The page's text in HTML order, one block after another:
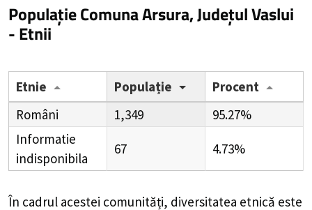
Populație Comuna Arsura, Județul Vaslui
- Etnii
Etnie Populație
Procent
Români
1,349
95.27%
Informatie
indisponibila
67 4.73%
În cadrul acestei comunități, diversitatea etnică este